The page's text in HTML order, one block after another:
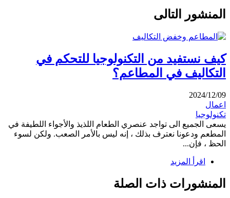
المنشور التالى
كيف نستفيد من التكنولوجيا للتحكم في
التكاليف في المطاعم؟
2024/12/09
اعمال
تكنولوجيا
يسعى الجميع الى تواجد عنصري الطعام اللذيذ والأجواء اللطيفة في
المطعم ودعونا نعترف بذلك ، إنه ليس بالأمر الصعب. ولكن لسوء
الحظ ، فإن...
اقرأ المزيد
المنشورات ذات الصلة